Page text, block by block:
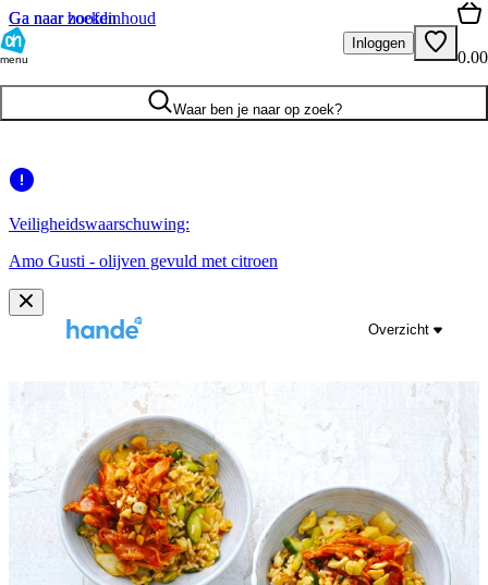
Ga naar hoofdinhoud
Ga naar zoeken
menu
Inloggen
0.00
Waar ben je naar op zoek?
Veiligheidswaarschuwing:
Amo Gusti - olijven gevuld met citroen
Overzicht